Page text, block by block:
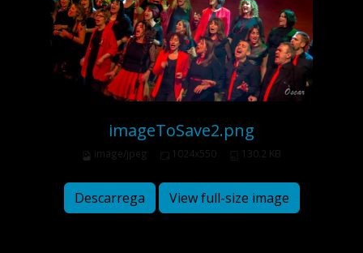
imageToSave2.png
image/jpeg 1024x550 130.2 KB
Descarrega View full-size image